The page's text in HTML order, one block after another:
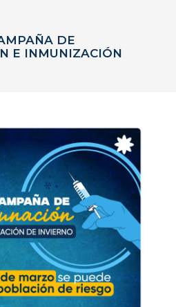
DE
E INMUNIZACIÓN